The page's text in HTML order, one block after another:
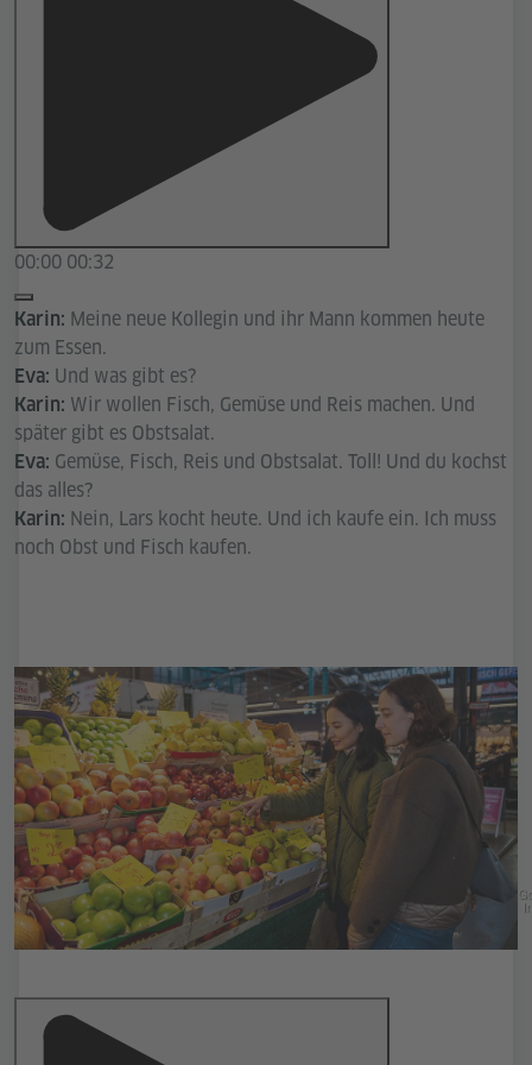
00:00 00:32
Karin: Meine neue Kollegin und ihr Mann kommen heute
zum Essen.
Eva: Und was gibt es?
Karin: Wir wollen Fisch, Gemüse und Reis machen. Und
später gibt es Obstsalat.
Eva: Gemüse, Fisch, Reis und Obstsalat. Toll! Und du kochst
das alles?
Karin: Nein, Lars kocht heute. Und ich kaufe ein. Ich muss
noch Obst und Fisch kaufen.